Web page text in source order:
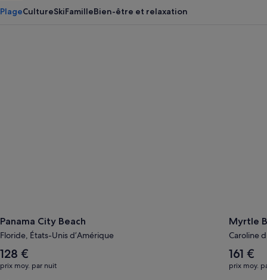
PlageCultureSkiFamilleBien-être et relaxation
Panama City Beach
Floride, États-Unis d’Amérique
Le
tarif
moyen
128 €
prix moy. par nuit
Myrtle
Caroline
Le
tarif
moyen
161 €
prix moy.